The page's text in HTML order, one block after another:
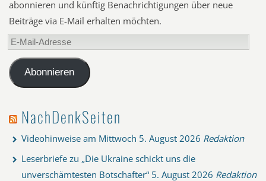
abonnieren und künftig Benachrichtigungen über neue
Beiträge via E-Mail erhalten möchten.
E-
Mail-
AdresseAbonnieren
NachDenkSeiten
Videohinweise am Mittwoch 5. August 2026 Redaktion
Leserbriefe zu „Die Ukraine schickt uns die
unverschämtesten Botschafter“ 5. August 2026 Redaktion